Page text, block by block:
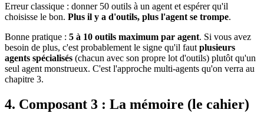
Erreur classique : donner 50 outils à un agent et espérer qu'il
choisisse le bon. Plus il y a d'outils, plus l'agent se trompe.
Bonne pratique : 5 à 10 outils maximum par agent. Si vous avez
besoin de plus, c'est probablement le signe qu'il fautplusieurs
agents spécialisés (chacun avec son propre lot d'outils) plutôt qu'un
seul agent monstrueux. C'est l'approche multi-agents qu'on verra au
chapitre 3.
4. Composant 3 : La mémoire (le cahier)